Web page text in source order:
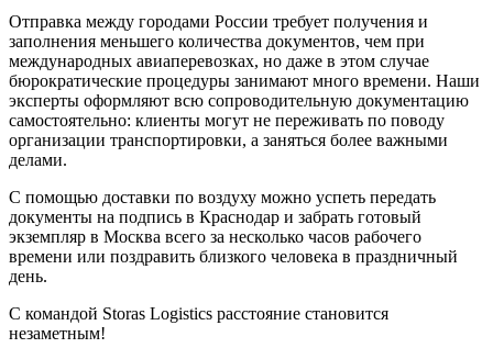
Отправка между городами России требует получения и
заполнения меньшего количества документов, чем при
международных авиаперевозках, но даже в этом случае
бюрократические процедуры занимают много времени. Наши
эксперты оформляют всю сопроводительную документацию
самостоятельно: клиенты могут не переживать по поводу
организации транспортировки, а заняться более важными
делами.
С помощью доставки по воздуху можно успеть передать
документы на подпись в Краснодар и забрать готовый
экземпляр в Москва всего за несколько часов рабочего
времени или поздравить близкого человека в праздничный
день.
С командой Storas Logistics расстояние становится
незаметным!